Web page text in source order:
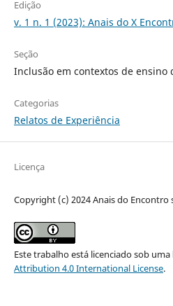
Edição
v. 1 n. 1 (2023): Anais do X
Seção
Inclusão em contextos de ensino
Categorias
Relatos de Experiência
Licença
Copyright (c) 2024 Anais do Encontro
Este trabalho está licenciado sob uma
Attribution 4.0 International License.